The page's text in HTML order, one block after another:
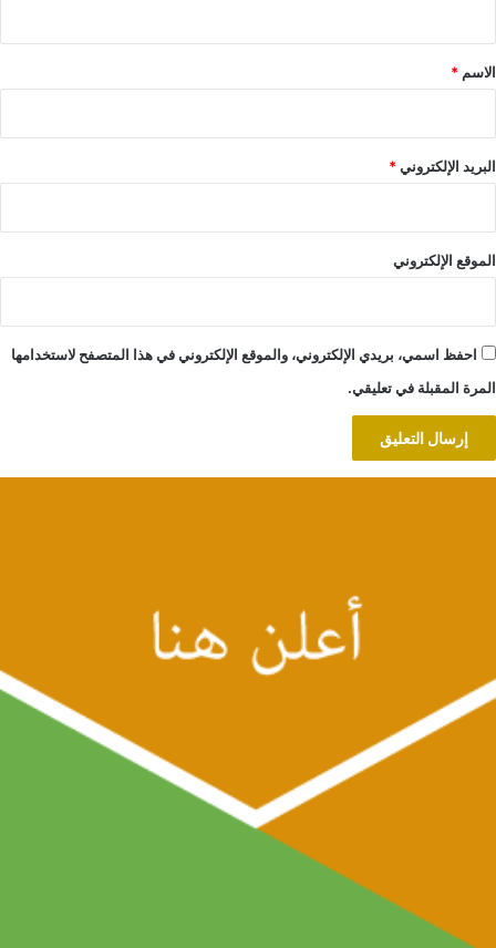
*
الاسم *
البريد الإلكتروني*
الموقع الإلكتروني
احفظ اسمي، بريدي الإلكتروني، والموقع الإلكتروني في هذا المتصفح لاستخدامها
المرة المقبلة في تعليقي.